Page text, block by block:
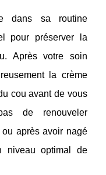
dans sa routine
pour préserver la
Après votre soin
la crème
cou avant de vous
de renouveler
après avoir nagé
niveau optimal de